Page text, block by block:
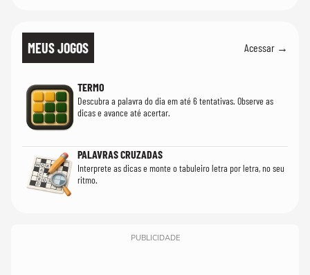
MEUS JOGOS Acessar →
TERMO
Descubra a palavra do dia em até 6 tentativas. Observe as
dicas e avance até acertar.
PALAVRAS CRUZADAS
Interprete as dicas e monte o tabuleiro letra por letra, no seu
ritmo.
PUBLICIDADE